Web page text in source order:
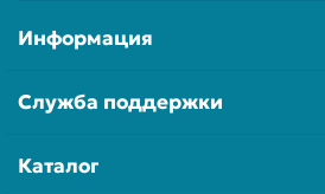
Информация
Служба поддержки
Каталог